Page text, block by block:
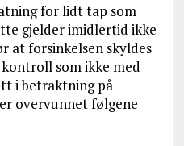
for lidt tap som
gjelder imidlertid ikke
at forsinkelsen skyldes
som ikke med
i betraktning på
overvunnet følgene